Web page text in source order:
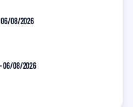
06/08/2026
06/08/2026